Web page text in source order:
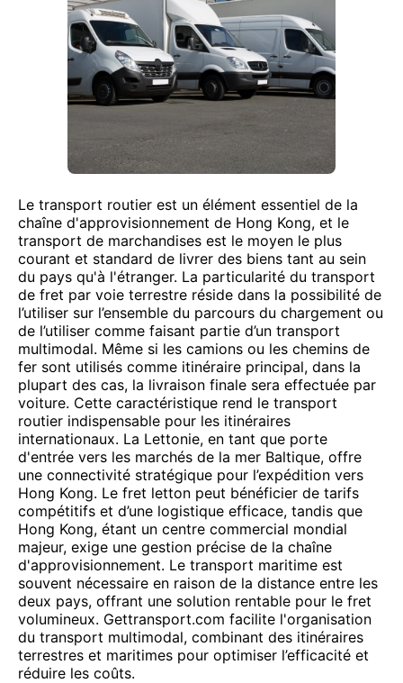
Le transport routier est un élément essentiel de la
chaîne d'approvisionnement de Hong Kong, et le
transport de marchandises est le moyen le plus
courant et standard de livrer des biens tant au sein
du pays qu'à l'étranger. La particularité du transport
de fret par voie terrestre réside dans la possibilité de
l’utiliser sur l’ensemble du parcours du chargement ou
de l’utiliser comme faisant partie d’un transport
multimodal. Même si les camions ou les chemins de
fer sont utilisés comme itinéraire principal, dans la
plupart des cas, la livraison finale sera effectuée par
voiture. Cette caractéristique rend le transport
routier indispensable pour les itinéraires
internationaux. La Lettonie, en tant que porte
d'entrée vers les marchés de la mer Baltique, offre
une connectivité stratégique pour l’expédition vers
Hong Kong. Le fret letton peut bénéficier de tarifs
compétitifs et d’une logistique efficace, tandis que
Hong Kong, étant un centre commercial mondial
majeur, exige une gestion précise de la chaîne
d'approvisionnement. Le transport maritime est
souvent nécessaire en raison de la distance entre les
deux pays, offrant une solution rentable pour le fret
volumineux. Gettransport.com facilite l'organisation
du transport multimodal, combinant des itinéraires
terrestres et maritimes pour optimiser l’efficacité et
réduire les coûts.